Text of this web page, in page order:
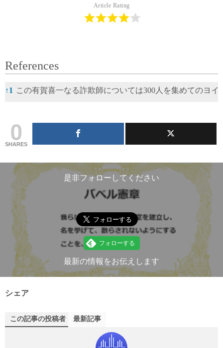
Article Rating
References
References
↑1 この有賀喜一なる詐欺師については300人を集めてのヨ
0
SHARES
是非フォローしてください
最新の情報をお伝えします
シェア
この記事の投稿者 最新記事